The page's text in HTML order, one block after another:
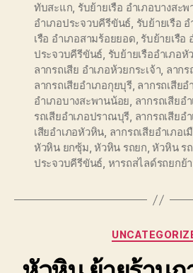
ทับสะแก, รับย้ายเรือ อำเภอบางสะ
อำเภอประจวบคีรีขันธ์, รับย้ายเรือ
เรือ อำเภอสามร้อยยอด, รับย้ายเรือ
ประจวบคีรีขันธ์, รับย้ายเรืออำเภอหั
ลากรถเสีย อำเภอห้วยกระเจ้า, ลากร
ลากรถเสียอำเภอกุยบุรี, ลากรถเสีย
อำเภอบางสะพานน้อย, ลากรถเสียอ
รถเสียอำเภอปราณบุรี, ลากรถเสียอ
เสียอำเภอหัวหิน, ลากรถเสียอำเภอ
หัวหิน ยกซุ้ม,หัวหิน รถยก,หัวหิน ร
ประจวบคีรีขันธ์, หารถสไลด์รถยกย้